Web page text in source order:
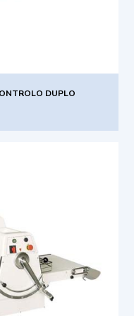
DUPLO